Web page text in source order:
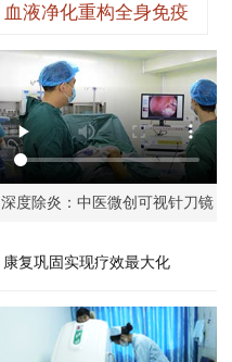
血液净化重构全身免疫
深度除炎：中医微创可视针刀镜
康复巩固实现疗效最大化